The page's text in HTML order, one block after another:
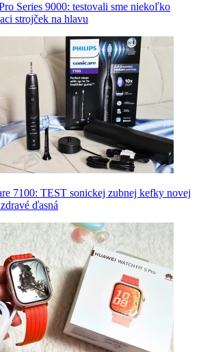
Series 9000: testovali sme niekoľko
strojček na hlavu
7100: TEST sonickej zubnej kefky novej
ďasná